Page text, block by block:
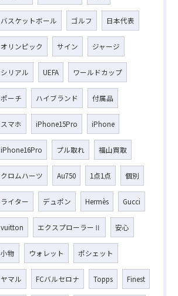
バスケットボール ゴルフ 日本代表
オリンピック サイン ジャージ
シリアル UEFA ワールドカップ
ポーチ ハイブランド 付属品
スマホ iPhone15Pro iPhone
iPhone16Pro プル取れ 福山買取
クロムハーツ Au750 1点1点 個別
ライター デュポン Hermès Gucci
vuitton エクスプローラーⅡ 安心
小物 ウォレット ポシェット
ヤマル FCバルセロナ Topps Finest